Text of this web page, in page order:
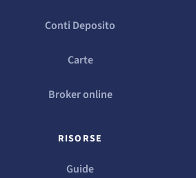
Conti Deposito
Carte
Broker online
RISORSE
Guide